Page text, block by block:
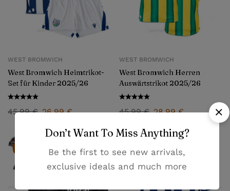
WEST BROMWICH
West Bromwich Heimtrikot-
Set für Kinder 2025/26
45,99€ 26,99€
WEST BROMWICH
West Bromwich Herren
Auswärtstrikot 2025/26
45,99€ 28,99€
Don’t Want To Miss Anything?
Be the first to see new arrivals,
exclusive ideals and much more